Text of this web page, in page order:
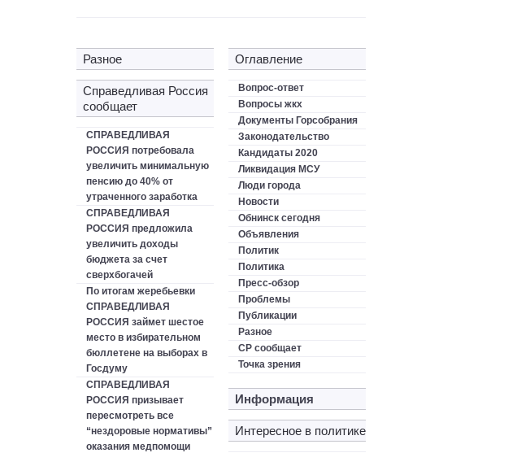
Разное
Справедливая Россия
сообщает
СПРАВЕДЛИВАЯ
РОССИЯ потребовала
увеличить минимальную
пенсию до 40% от
утраченного заработка
СПРАВЕДЛИВАЯ
РОССИЯ предложила
увеличить доходы
бюджета за счет
сверхбогачей
По итогам жеребьевки
СПРАВЕДЛИВАЯ
РОССИЯ займет шестое
место в избирательном
бюллетене на выборах в
Госдуму
СПРАВЕДЛИВАЯ
РОССИЯ призывает
пересмотреть все
“нездоровые нормативы”
оказания медпомощи
Оглавление
Вопрос-ответ
Вопросы жкх
Документы Горсобрания
Законодательство
Кандидаты 2020
Ликвидация МСУ
Люди города
Новости
Обнинск сегодня
Объявления
Политик
Политика
Пресс-обзор
Проблемы
Публикации
Разное
СР сообщает
Точка зрения
Информация
Интересное в политике